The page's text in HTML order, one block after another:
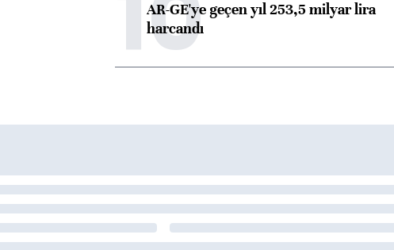
AR-GE'ye geçen yıl 253,5 milyar lira
harcandı